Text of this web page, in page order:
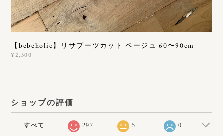
【bebeholic】リサブーツカット ベージュ 60〜90cm
¥2,300
ショップの評価
すべて 297 5 0